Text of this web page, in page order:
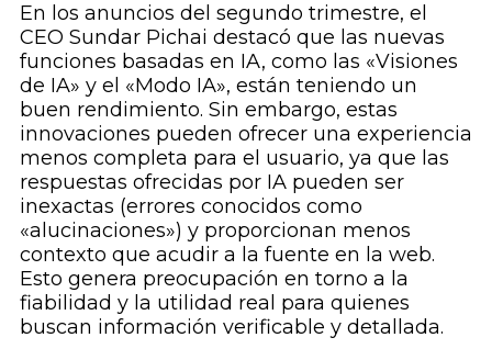
En los anuncios del segundo trimestre, el
CEO Sundar Pichai destacó que las nuevas
funciones basadas en IA, como las «Visiones
de IA» y el «Modo IA», están teniendo un
buen rendimiento. Sin embargo, estas
innovaciones pueden ofrecer una experiencia
menos completa para el usuario, ya que las
respuestas ofrecidas por IA pueden ser
inexactas (errores conocidos como
«alucinaciones») y proporcionan menos
contexto que acudir a la fuente en la web.
Esto genera preocupación en torno a la
fiabilidad y la utilidad real para quienes
buscan información verificable y detallada.